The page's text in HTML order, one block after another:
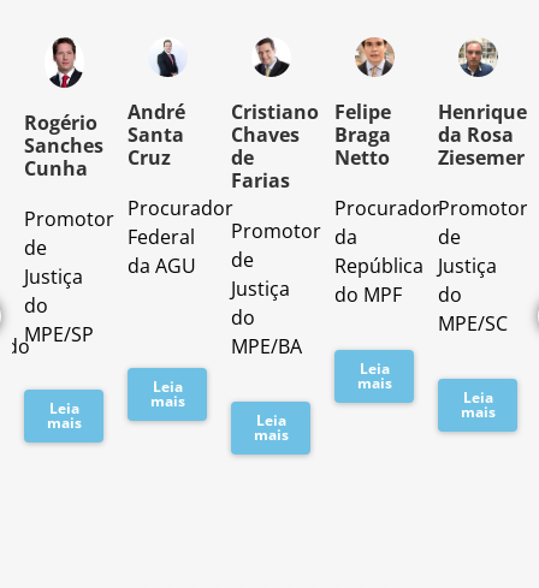
Rogério
Sanches
Cunha
Promotor
de
Justiça
do
MPE/SP
Leia
mais
André
Santa
Cruz
Procurador
Federal
da AGU
Leia
mais
Cristiano
Chaves
de
Farias
Promotor
de
Justiça
do
MPE/BA
Leia
mais
Felipe
Braga
Netto
Procurador
da
República
do MPF
Leia
mais
Henrique
da Rosa
Ziesemer
Promotor
de
Justiça
do
MPE/SC
Leia
mais